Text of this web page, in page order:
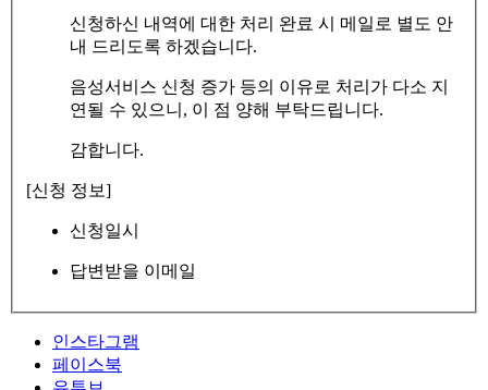
신청하신 내역에 대한 처리 완료 시 메일로 별도 안
내 드리도록 하겠습니다.
음성서비스 신청 증가 등의 이유로 처리가 다소 지
연될 수 있으니, 이 점 양해 부탁드립니다.
감합니다.
[신청 정보]
신청일시
답변받을 이메일
인스타그램
페이스북